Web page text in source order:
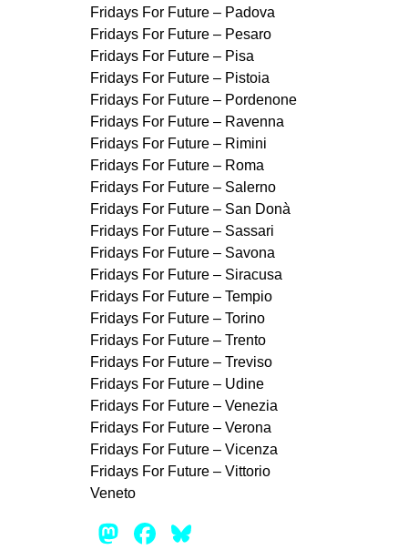
Fridays For Future – Padova
Fridays For Future – Pesaro
Fridays For Future – Pisa
Fridays For Future – Pistoia
Fridays For Future – Pordenone
Fridays For Future – Ravenna
Fridays For Future – Rimini
Fridays For Future – Roma
Fridays For Future – Salerno
Fridays For Future – San Donà
Fridays For Future – Sassari
Fridays For Future – Savona
Fridays For Future – Siracusa
Fridays For Future – Tempio
Fridays For Future – Torino
Fridays For Future – Trento
Fridays For Future – Treviso
Fridays For Future – Udine
Fridays For Future – Venezia
Fridays For Future – Verona
Fridays For Future – Vicenza
Fridays For Future – Vittorio
Veneto
Mastodon
Facebook